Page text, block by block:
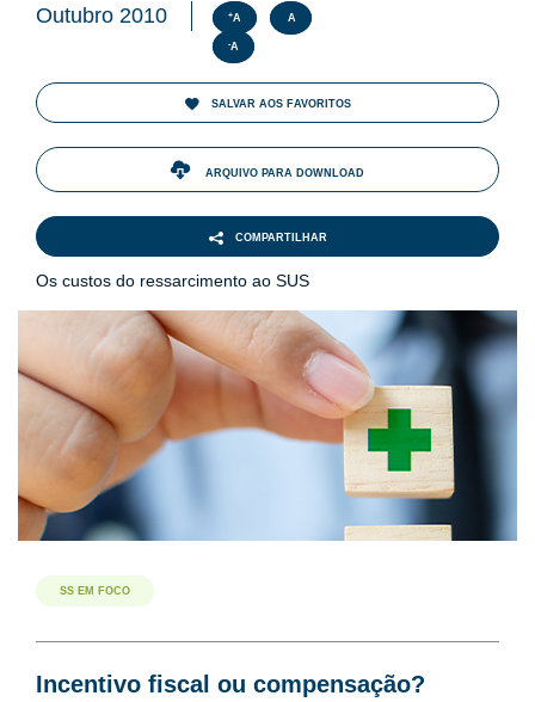
Outubro 2010 +A A
-A
SALVAR AOS FAVORITOS
ARQUIVO PARA DOWNLOAD
COMPARTILHAR
Os custos do ressarcimento ao SUS
SS EM FOCO
Incentivo fiscal ou compensação?